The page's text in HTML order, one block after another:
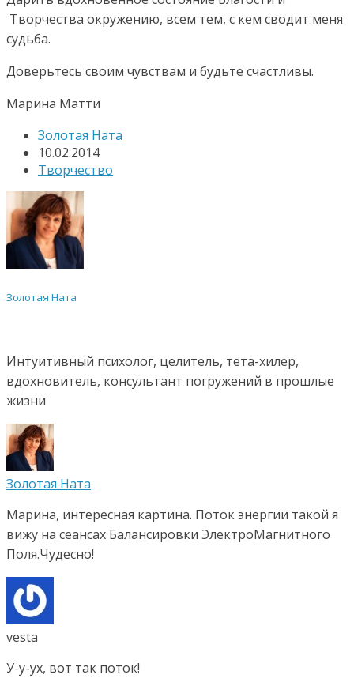
Творчества окружению, всем тем, с кем сводит меня
судьба.
Доверьтесь своим чувствам и будьте счастливы.
Марина Матти
Золотая Ната
10.02.2014
Творчество
Золотая Ната
Интуитивный психолог, целитель, тета-хилер,
вдохновитель, консультант погружений в прошлые
жизни
Золотая Ната
Марина, интересная картина. Поток энергии такой я
вижу на сеансах Балансировки ЭлектроМагнитного
Поля.Чудесно!
vesta
У-у-ух, вот так поток!